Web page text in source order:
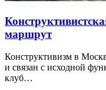
маршрут
Конструктивизм в
и связан с исходной
клуб…